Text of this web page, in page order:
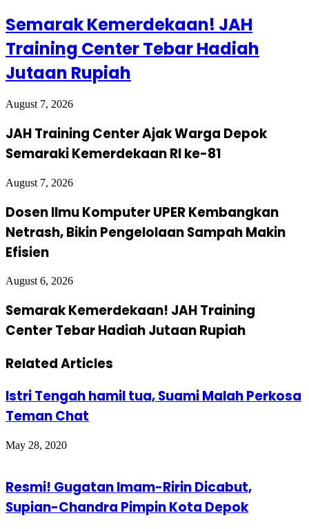
Semarak Kemerdekaan! JAH
Training Center Tebar Hadiah
Jutaan Rupiah
August 7, 2026
JAH Training Center Ajak Warga Depok
Semaraki Kemerdekaan RI ke-81
August 7, 2026
Dosen Ilmu Komputer UPER Kembangkan
Netrash, Bikin Pengelolaan Sampah Makin
Efisien
August 6, 2026
Semarak Kemerdekaan! JAH Training
Center Tebar Hadiah Jutaan Rupiah
Related Articles
Istri Tengah hamil tua, Suami Malah Perkosa
Teman Chat
May 28, 2020
Resmi! Gugatan Imam-Ririn Dicabut,
Supian-Chandra Pimpin Kota Depok